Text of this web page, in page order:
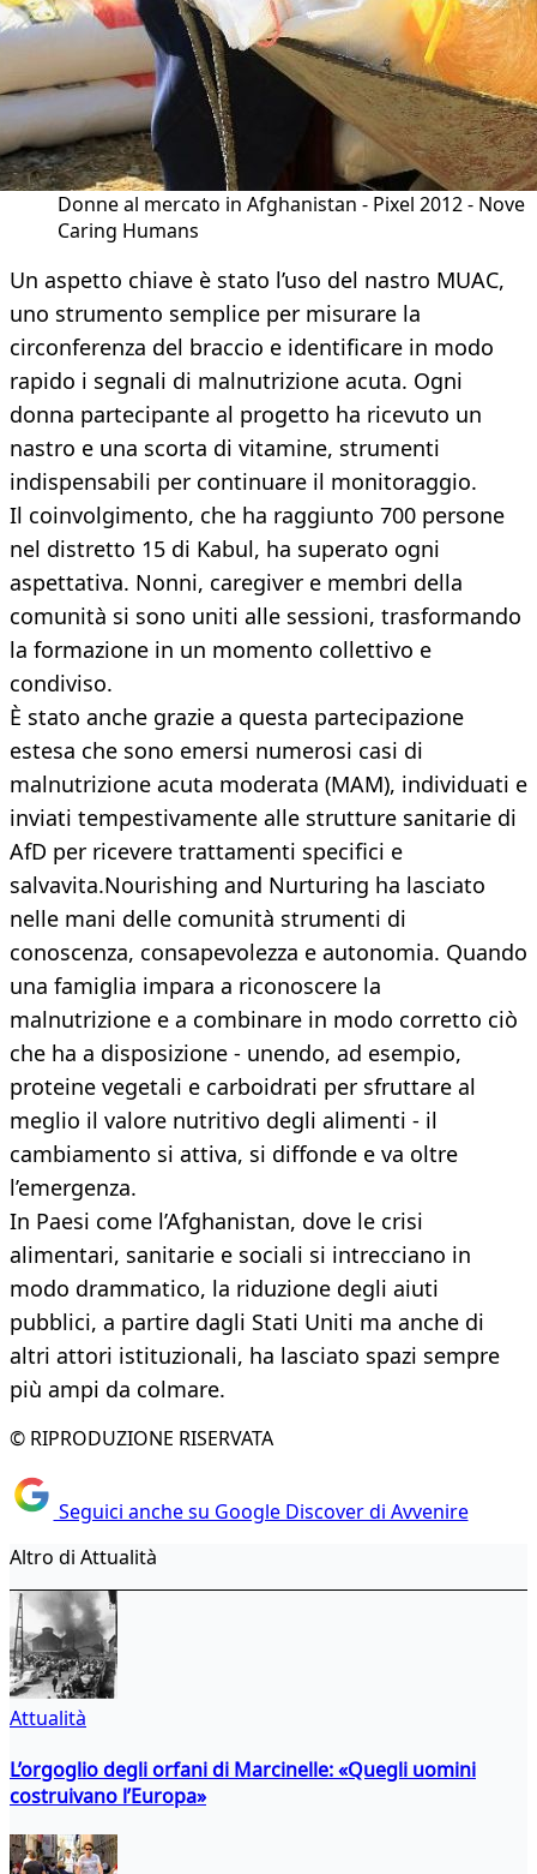
Donne al mercato in Afghanistan - Pixel 2012 - Nove
Caring Humans
Un aspetto chiave è stato l’uso del nastro MUAC,
uno strumento semplice per misurare la
circonferenza del braccio e identificare in modo
rapido i segnali di malnutrizione acuta. Ogni
donna partecipante al progetto ha ricevuto un
nastro e una scorta di vitamine, strumenti
indispensabili per continuare il monitoraggio.
Il coinvolgimento, che ha raggiunto 700 persone
nel distretto 15 di Kabul, ha superato ogni
aspettativa. Nonni, caregiver e membri della
comunità si sono uniti alle sessioni, trasformando
la formazione in un momento collettivo e
condiviso.
È stato anche grazie a questa partecipazione
estesa che sono emersi numerosi casi di
malnutrizione acuta moderata (MAM), individuati e
inviati tempestivamente alle strutture sanitarie di
AfD per ricevere trattamenti specifici e
salvavita.Nourishing and Nurturing ha lasciato
nelle mani delle comunità strumenti di
conoscenza, consapevolezza e autonomia. Quando
una famiglia impara a riconoscere la
malnutrizione e a combinare in modo corretto ciò
che ha a disposizione - unendo, ad esempio,
proteine vegetali e carboidrati per sfruttare al
meglio il valore nutritivo degli alimenti - il
cambiamento si attiva, si diffonde e va oltre
l’emergenza.
In Paesi come l’Afghanistan, dove le crisi
alimentari, sanitarie e sociali si intrecciano in
modo drammatico, la riduzione degli aiuti
pubblici, a partire dagli Stati Uniti ma anche di
altri attori istituzionali, ha lasciato spazi sempre
più ampi da colmare.
© RIPRODUZIONE RISERVATA
Seguici anche su Google Discover di Avvenire
Altro di Attualità
Attualità
L’orgoglio degli orfani di Marcinelle: «Quegli uomini
costruivano l’Europa»